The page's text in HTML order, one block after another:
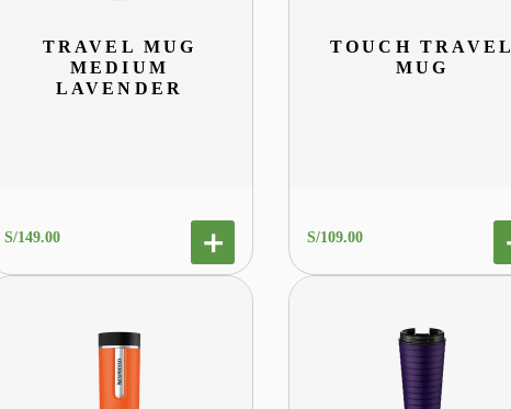
TRAVEL MUG
MEDIUM
LAVENDER
S/149.00
TOUCH TRAVEL
MUG
S/109.00